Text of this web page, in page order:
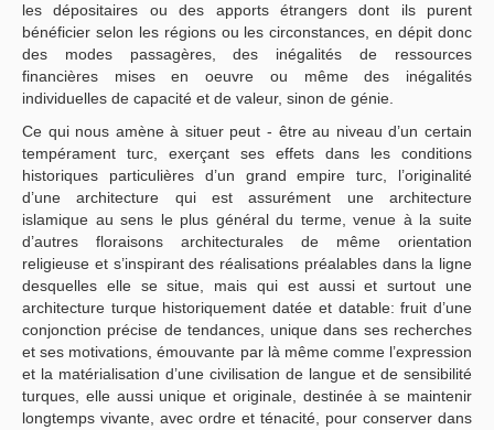
les dépositaires ou des apports étrangers dont ils purent
bénéficier selon les régions ou les circonstances, en dépit donc
des modes passagères, des inégalités de ressources
financières mises en oeuvre ou même des inégalités
individuelles de capacité et de valeur, sinon de génie.
Ce qui nous amène à situer peut - être au niveau d’un certain
tempérament turc, exerçant ses effets dans les conditions
historiques particulières d’un grand empire turc, l’originalité
d’une architecture qui est assurément une architecture
islamique au sens le plus général du terme, venue à la suite
d’autres floraisons architecturales de même orientation
religieuse et s’inspirant des réalisations préalables dans la ligne
desquelles elle se situe, mais qui est aussi et surtout une
architecture turque historiquement datée et datable: fruit d’une
conjonction précise de tendances, unique dans ses recherches
et ses motivations, émouvante par là même comme l’expression
et la matérialisation d’une civilisation de langue et de sensibilité
turques, elle aussi unique et originale, destinée à se maintenir
longtemps vivante, avec ordre et ténacité, pour conserver dans